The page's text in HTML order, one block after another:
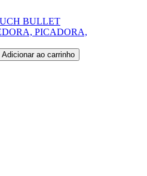
BULLET
PICADORA,
Adicionar ao carrinho